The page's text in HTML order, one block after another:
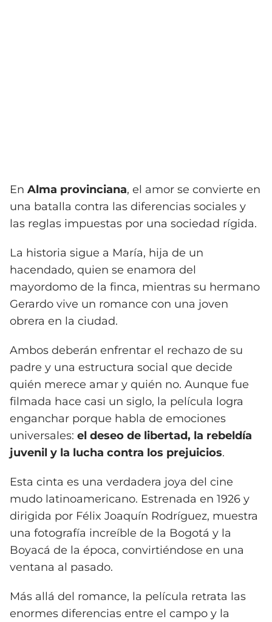
En Alma provinciana, el amor se convierte en
una batalla contra las diferencias sociales y
las reglas impuestas por una sociedad rígida.
La historia sigue a María, hija de un
hacendado, quien se enamora del
mayordomo de la finca, mientras su hermano
Gerardo vive un romance con una joven
obrera en la ciudad.
Ambos deberán enfrentar el rechazo de su
padre y una estructura social que decide
quién merece amar y quién no. Aunque fue
filmada hace casi un siglo, la película logra
enganchar porque habla de emociones
universales: el deseo de libertad, la rebeldía
juvenil y la lucha contra los prejuicios.
Esta cinta es una verdadera joya del cine
mudo latinoamericano. Estrenada en 1926 y
dirigida por Félix Joaquín Rodríguez, muestra
una fotografía increíble de la Bogotá y la
Boyacá de la época, convirtiéndose en una
ventana al pasado.
Más allá del romance, la película retrata las
enormes diferencias entre el campo y la